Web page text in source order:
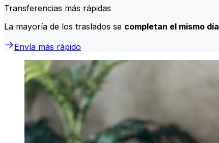
Transferencias más rápidas
La mayoría de los traslados se completan el mismo día
Envía más rápido